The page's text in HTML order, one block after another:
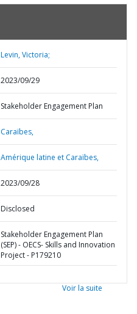
Levin, Victoria;
2023/09/29
Stakeholder Engagement Plan
Caraïbes,
Amérique latine et Caraïbes,
2023/09/28
Disclosed
Stakeholder Engagement Plan
(SEP) - OECS- Skills and Innovation
Project - P179210
Voir la suite